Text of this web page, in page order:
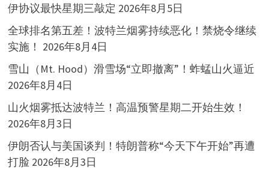
伊协议最快星期三敲定 2026年8月5日
全球排名第五差！波特兰烟雾持续恶化！禁烧令继续
实施！ 2026年8月4日
雪山（Mt. Hood）滑雪场“立即撤离”！蚱蜢山火逼近
2026年8月4日
山火烟雾抵达波特兰！高温预警星期二开始生效！
2026年8月3日
伊朗否认与美国谈判！特朗普称“今天下午开始”再遭
打脸 2026年8月3日